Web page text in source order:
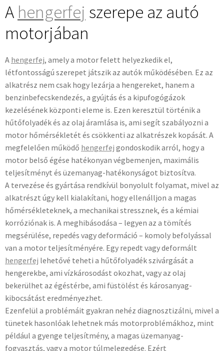
A hengerfej szerepe az autó
motorjában
A hengerfej, amely a motor felett helyezkedik el,
létfontosságú szerepet játszik az autók működésében. Ez az
alkatrész nem csak hogy lezárja a hengereket, hanem a
benzinbefecskendezés, a gyújtás és a kipufogógázok
kezelésének központi eleme is. Ezen keresztül történik a
hűtőfolyadék és az olaj áramlása is, ami segít szabályozni a
motor hőmérsékletét és csökkenti az alkatrészek kopását. A
megfelelően működő hengerfej gondoskodik arról, hogy a
motor belső égése hatékonyan végbemenjen, maximális
teljesítményt és üzemanyag-hatékonyságot biztosítva.
A tervezése és gyártása rendkívül bonyolult folyamat, mivel az
alkatrészt úgy kell kialakítani, hogy ellenálljon a magas
hőmérsékleteknek, a mechanikai stressznek, és a kémiai
korróziónak is. A meghibásodása – legyen az a tömítés
megsérülése, repedés vagy deformáció – komoly befolyással
van a motor teljesítményére. Egy repedt vagy deformált
hengerfej lehetővé teheti a hűtőfolyadék szivárgását a
hengerekbe, ami vízkárosodást okozhat, vagy az olaj
bekerülhet az égéstérbe, ami füstölést és károsanyag-
kibocsátást eredményezhet.
Ezenfelül a problémáit gyakran nehéz diagnosztizálni, mivel a
tünetek hasonlóak lehetnek más motorproblémákhoz, mint
például a gyenge teljesítmény, a magas üzemanyag-
fogyasztás, vagy a motor túlmelegedése. Ezért